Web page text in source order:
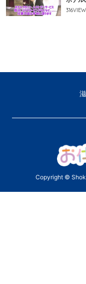
316VIEW
Copyright ©